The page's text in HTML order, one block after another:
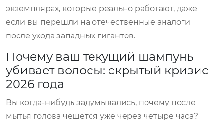
экземплярах, которые реально работают, даже
если вы перешли на отечественные аналоги
после ухода западных гигантов.
Почему ваш текущий шампунь
убивает волосы: скрытый кризис
2026 года
Вы когда-нибудь задумывались, почему после
мытья голова чешется уже через четыре часа?